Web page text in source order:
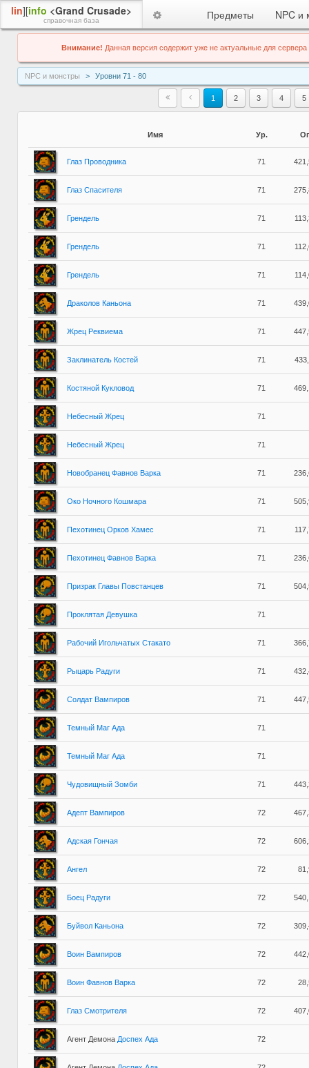
lin][info <Grand Crusade>
справочная база Предметы NPC и
Внимание! Данная версия содержит уже не актуальные для сервера
NPC и монстры Уровни 71 - 80
1 2 3 4 5
Имя Ур.
Глаз Проводника 71
Глаз Спасителя 71
Грендель 71
Грендель 71
Грендель 71
Драколов Каньона 71
Жрец Реквиема 71
Заклинатель Костей 71
Костяной Кукловод 71
Небесный Жрец 71
Небесный Жрец 71
Новобранец Фавнов Варка 71
Око Ночного Кошмара 71
Пехотинец Орков Хамес 71
Пехотинец Фавнов Варка 71
Призрак Главы Повстанцев 71
Проклятая Девушка 71
Рабочий Игольчатых Стакато 71
Рыцарь Радуги 71
Солдат Вампиров 71
Темный Маг Ада 71
Темный Маг Ада 71
Чудовищный Зомби 71
Адепт Вампиров 72
Адская Гончая 72
Ангел 72
Боец Радуги 72
Буйвол Каньона 72
Воин Вампиров 72
Воин Фавнов Варка 72
Глаз Смотрителя 72
Агент Демона Доспех Ада 72